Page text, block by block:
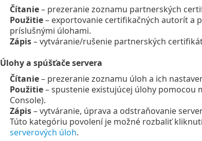
Čítanie– prezeranie zoznamu partnerských
Použitie– exportovanie certifikačných autorít a
príslušnými úlohami.
Zápis– vytváranie/rušenie partnerských
Úlohy a spúšťače servera
Čítanie– prezeranie zoznamu úloh a ich
Použitie– spustenie existujúcej úlohy pomocou
Console).
Zápis– vytváranie, úprava a odstraňovanie
Túto kategóriu povolení je možné rozbaliť
serverových úloh.